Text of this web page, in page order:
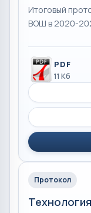
Итоговый
ВОШ в 2020-
PDF
11 Кб
Протокол